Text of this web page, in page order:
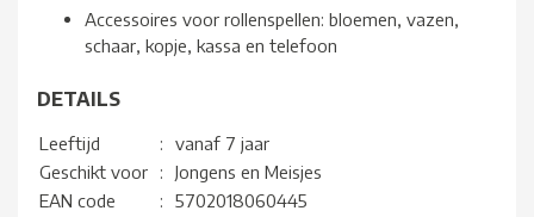
Accessoires voor rollenspellen: bloemen, vazen,
schaar, kopje, kassa en telefoon
DETAILS
Leeftijd :
vanaf 7 jaar
Geschikt voor
:
Jongens en Meisjes
EAN code
:
5702018060445